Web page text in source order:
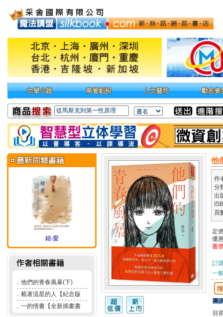
錯‧愛
． 他們的青春風暴(下)
． 載著流星的人【紀念版
． 一的情書【全新插畫書
他
作
分
出
頁
定
優
書
訂
一
團
目